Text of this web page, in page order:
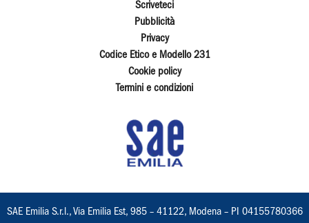
Scriveteci
Pubblicità
Privacy
Codice Etico e Modello 231
Cookie policy
Termini e condizioni
SAE Emilia S.r.l., Via Emilia Est, 985 – 41122, Modena – PI 04155780366